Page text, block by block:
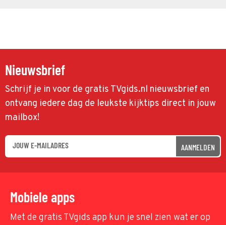
Nieuwsbrief
Schrijf je in voor de gratis TVgids.nl nieuwsbrief en
ontvang iedere dag de leukste kijktips direct in jouw
mailbox!
AANMELDEN
Mobiele apps
Met de gratis TVgids app kun je snel zien wat er op